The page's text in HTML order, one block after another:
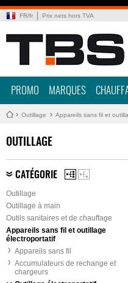
FR/fr Prix nets hors TVA
PROMO MARQUES
Outillage Appareils sans fil et
OUTILLAGE
CATÉGORIE
Outillage
Outillage à main
Outils sanitaires et de chauffage
Appareils sans fil et outillage
électroportatif
Appareils sans fil
Accumulateurs de rechange et
chargeurs